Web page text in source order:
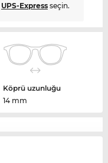
UPS-Expressseçin.
Köprü uzunluğu
14 mm